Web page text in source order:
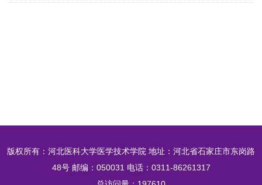
版权所有：河北医科大学医学技术学院 地址：河北省石家庄市东岗路
48号 邮编：050031 电话：0311-86261317